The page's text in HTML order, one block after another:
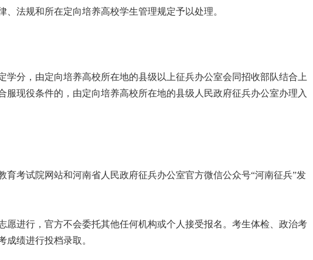
法规和所在定向培养高校学生管理规定予以处理。
分，由定向培养高校所在地的县级以上征兵办公室会同招收部队结合上
服现役条件的，由定向培养高校所在地的县级人民政府征兵办公室办理入
考试院网站和河南省人民政府征兵办公室官方微信公众号“河南征兵”发
进行，官方不会委托其他任何机构或个人接受报名。考生体检、政治考
成绩进行投档录取。